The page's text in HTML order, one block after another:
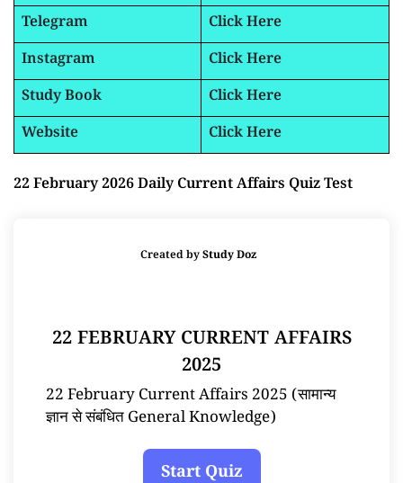
Telegram
Click Here
Instagram
Click Here
Study Book
Click Here
Website
Click Here
22 February 2026 Daily Current Affairs Quiz Test
Created byStudy Doz
22 FEBRUARY CURRENT AFFAIRS
2025
22 February Current Affairs 2025 (सामान्य
ज्ञान से संबंधित General Knowledge)